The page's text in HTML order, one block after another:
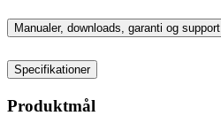
Manualer, downloads, garanti og support
Specifikationer
Produktmål